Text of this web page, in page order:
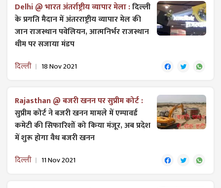
Delhi @ भारत अंतर्राष्ट्रीय व्यापार मेला :दिल्ली
के प्रगति मैदान में अंतरराष्ट्रीय व्यापार मेल की
जान राजस्थान पवेलियन, आत्मनिर्भर राजस्थान
थीम पर सजाया मंडप
दिल्ली 18 Nov 2021
Rajasthan @ बजरी खनन पर सुप्रीम कोर्ट :
सुप्रीम कोर्ट ने बजरी खनन मामले में एम्पावर्ड
कमेटी की सिफारिशों को किया मंजूर, अब प्रदेश
में शुरू होगा वैध बजरी खनन
दिल्ली 11 Nov 2021